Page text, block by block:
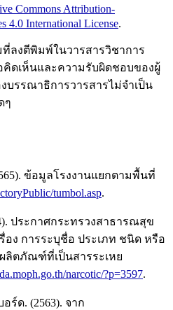
Commons Attribution-
4.0 International License.
ลงตีพิมพ์ในวารสารวิชาการ
ดเห็นและความรับผิดชอบของผู้
บรรณาธิการวารสารไม่จำเป็น
ๆ
ข้อมูลโรงงานแยกตามพื้นที่
tumbol.asp.
ประกาศกระทรวงสาธารณสุข
อง การระบุชื่อ ประเภท ชนิด หรือ
ลิตภัณฑ์ที่เป็นสารระเหย
narcotic/?p=3597.
ร์ด. (2563). จาก